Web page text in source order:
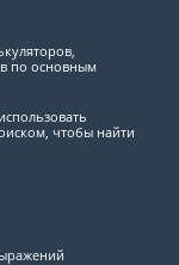
по основным
чтобы найти